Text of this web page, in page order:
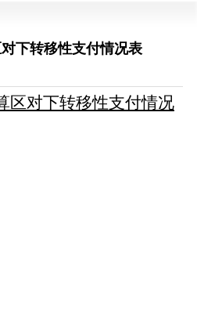
下转移性支付情况表
区对下转移性支付情况